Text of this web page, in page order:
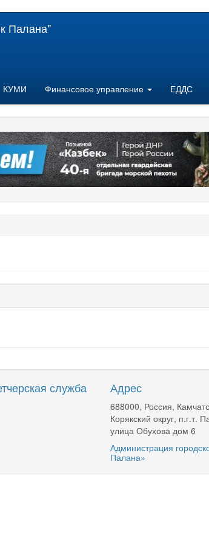
Палана"
КУМИ Финансовое управление ЕДДС
служба Адрес
688000, Россия,
Корякский округ, п.г.т.
улица Обухова дом 6
Администрация
Палана»